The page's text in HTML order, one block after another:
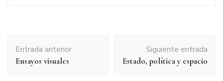
de
entradas
Entrada anterior
Ensayos visuales
Siguiente entrada
Estado, política y espacio